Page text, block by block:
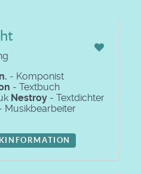
- Komponist
- Textbuch
Nestroy - Textdichter
Musikbearbeiter